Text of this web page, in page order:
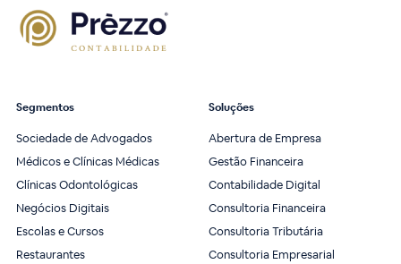
Segmentos
Sociedade de Advogados
Médicos e Clínicas Médicas
Clínicas Odontológicas
Negócios Digitais
Escolas e Cursos
Restaurantes
Soluções
Abertura de Empresa
Gestão Financeira
Contabilidade Digital
Consultoria Financeira
Consultoria Tributária
Consultoria Empresarial